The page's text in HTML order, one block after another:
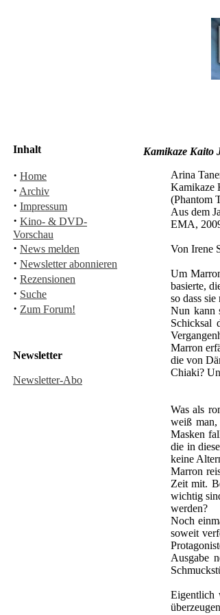
Inhalt
· Home
· Archiv
· Impressum
· Kino- & DVD-
Vorschau
· News melden
· Newsletter abonnieren
· Rezensionen
· Suche
· Zum Forum!
Newsletter
Newsletter-Abo
Kamikaze Kaito
Arina
Kamikaze
(Phantom
Aus dem
EMA,
Von Irene
Um
basierte,
so dass
Nun kann
Schicksal
Marron
die von
Chiaki?
Was als
weiß man,
Masken
die in
keine
Marron
Zeit mit.
wichtig
werden?
Noch
soweit
Ausgabe
Eigentlich